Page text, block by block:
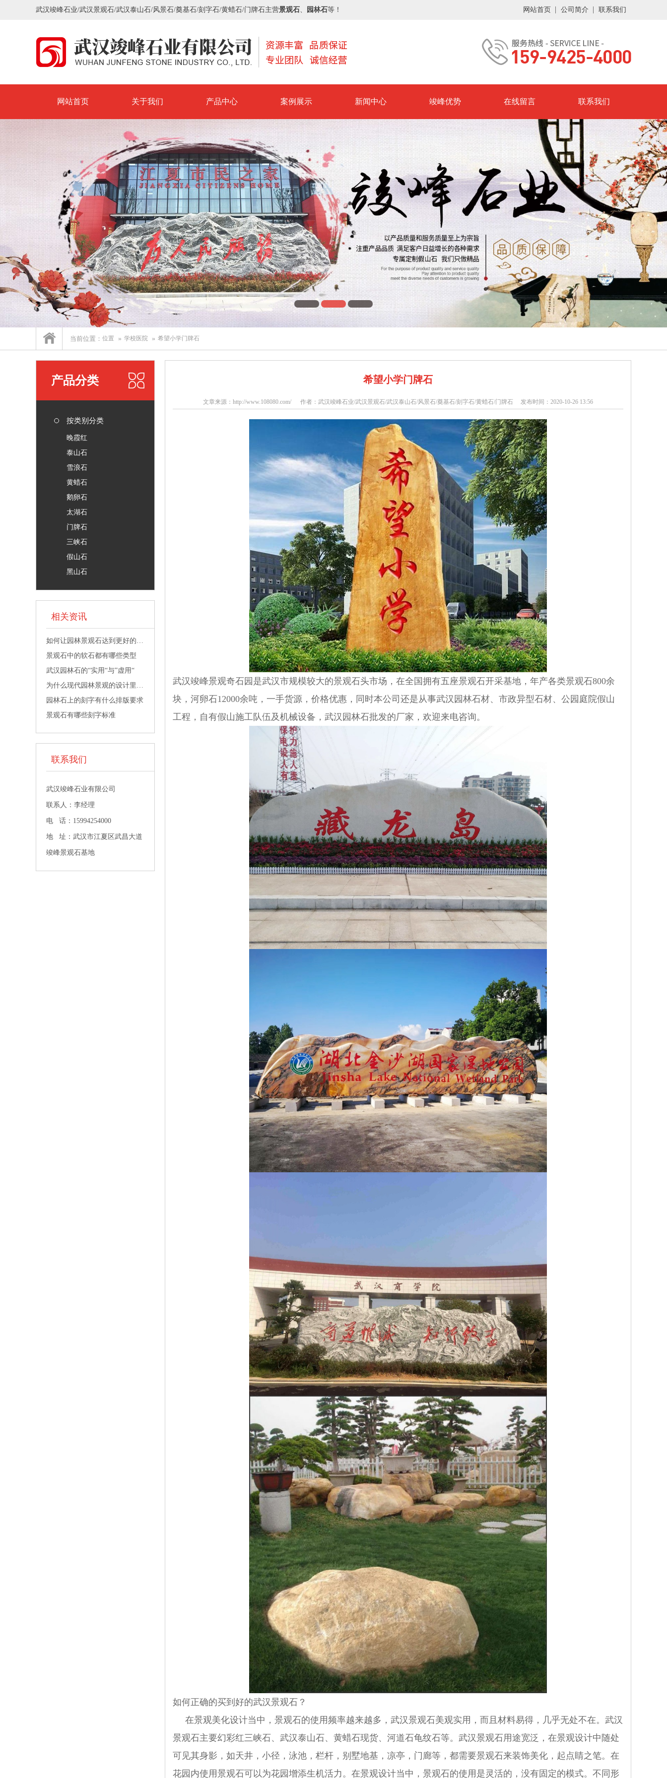
武汉竣峰石业/武汉景观石/武汉泰山石/风景石/奠基石/刻字石/黄蜡石/门牌石主营景观石、 园林石等！ 网站首页 公司简介 联系我们
网站首页 关于我们 产品中心 案例展示 新闻中心 竣峰优势 在线留言 联系我们
当前位置： 位置 学校医院 希望小学门牌石
产品分类
按类别分类
晚霞红
泰山石
雪浪石
黄蜡石
鹅卵石
太湖石
门牌石
三峡石
假山石
黑山石
相关资讯
如何让园林景观石达到更好的构景效果
景观石中的软石都有哪些类型
武汉园林石的“实用“与”虚用“
为什么现代园林景观的设计里面都会用武汉园林景观石？
园林石上的刻字有什么排版要求
景观石有哪些刻字标准
联系我们
武汉竣峰石业有限公司
联系人：李经理
电 话：15994254000
地 址：武汉市江夏区武昌大道
竣峰景观石基地
希望小学门牌石
文章来源：http://www.108080.com/ 作者：武汉竣峰石业/武汉景观石/武汉泰山石/风景石/奠基石/刻字石/黄蜡石/门牌石 发布时间：2020-10-26 13:56
武汉竣峰景观奇石园是武汉市规模较大的景观石头市场，在全国拥有五座景观石开采基地，年产各类景观石800余
块，河卵石12000余吨，一手货源，价格优惠，同时本公司还是从事武汉园林石材、市政异型石材、公园庭院假山
工程，自有假山施工队伍及机械设备，武汉园林石批发的厂家，欢迎来电咨询。
如何正确的买到好的武汉景观石？
在景观美化设计当中，景观石的使用频率越来越多，武汉景观石美观实用，而且材料易得，几乎无处不在。武汉
景观石主要幻彩红三峡石、武汉泰山石、黄蜡石现货、河道石龟纹石等。武汉景观石用途宽泛，在景观设计中随处
可见其身影，如天井，小径，泳池，栏杆，别墅地基，凉亭，门廊等，都需要景观石来装饰美化，起点睛之笔。在
花园内使用景观石可以为花园增添生机活力。在景观设计当中，景观石的使用是灵活的，没有固定的模式。不同形